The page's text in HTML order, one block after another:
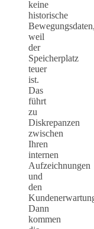
keine
historische
Bewegungsdaten,
weil
der
Speicherplatz
teuer
ist.
Das
führt
zu
Diskrepanzen
zwischen
Ihren
internen
Aufzeichnungen
und
den
Dann
kommen